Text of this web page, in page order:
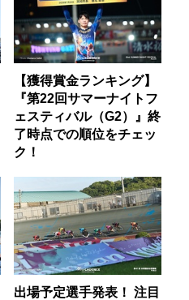
【獲得賞金ランキング】
『第22回サマーナイトフ
ェスティバル（G2）』終
了時点での順位をチェッ
ク！
出場予定選手発表！ 注目